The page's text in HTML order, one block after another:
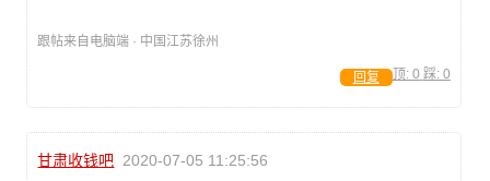
跟帖来自电脑端 · 中国江苏徐州
顶: 0 踩: 0
回复
甘肃收钱吧 2020-07-05 11:25:56